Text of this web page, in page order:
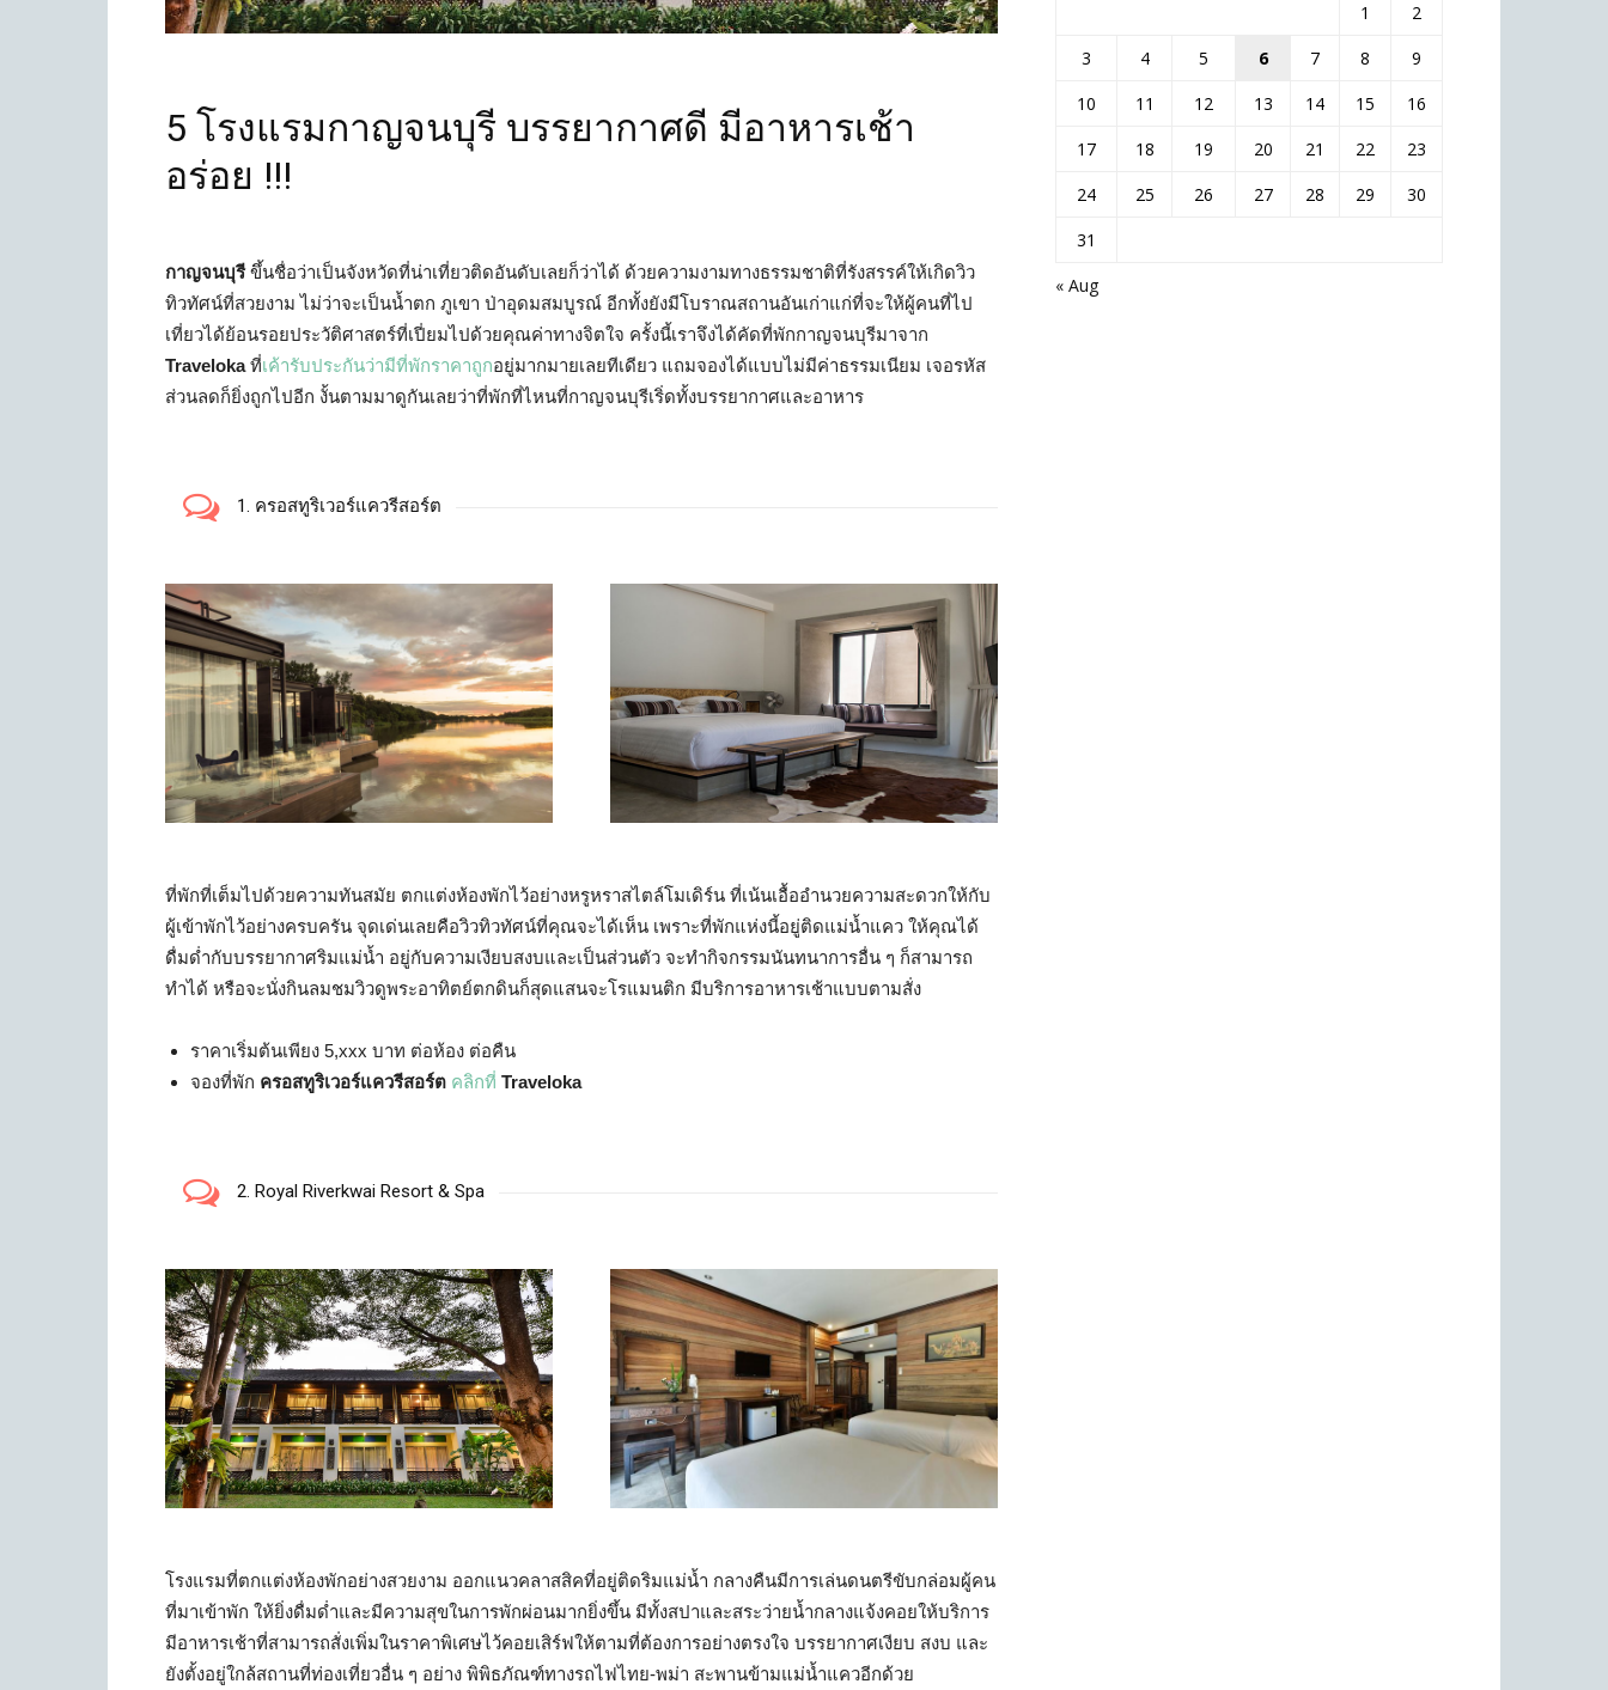
5 โรงแรมกาญจนบุรี บรรยากาศดี มีอาหารเช้า
อร่อย !!!
กาญจนบุรีขึ้นชื่อว่าเป็นจังหวัดที่น่าเที่ยวติดอันดับเลยก็ว่าได้ ด้วยความงามทางธรรมชาติที่รังสรรค์ให้เกิดวิว
ทิวทัศน์ที่สวยงาม ไม่ว่าจะเป็นน้ำตก ภูเขา ป่าอุดมสมบูรณ์ อีกทั้งยังมีโบราณสถานอันเก่าแก่ที่จะให้ผู้คนที่ไป
เที่ยวได้ย้อนรอยประวัติศาสตร์ที่เปี่ยมไปด้วยคุณค่าทางจิตใจ ครั้งนี้เราจึงได้คัดที่พักกาญจนบุรีมาจาก
Travelokaที่เค้ารับประกันว่ามีที่พักราคาถูกอยู่มากมายเลยทีเดียว แถมจองได้แบบไม่มีค่าธรรมเนียม เจอรหัส
ส่วนลดก็ยิ่งถูกไปอีก งั้นตามมาดูกันเลยว่าที่พักที่ไหนที่กาญจนบุรีเริ่ดทั้งบรรยากาศและอาหาร
1. ครอสทูริเวอร์แควรีสอร์ต
ที่พักที่เต็มไปด้วยความทันสมัย ตกแต่งห้องพักไว้อย่างหรูหราสไตล์โมเดิร์น ที่เน้นเอื้ออำนวยความสะดวกให้กับ
ผู้เข้าพักไว้อย่างครบครัน จุดเด่นเลยคือวิวทิวทัศน์ที่คุณจะได้เห็น เพราะที่พักแห่งนี้อยู่ติดแม่น้ำแคว ให้คุณได้
ดื่มด่ำกับบรรยากาศริมแม่น้ำ อยู่กับความเงียบสงบและเป็นส่วนตัว จะทำกิจกรรมนันทนาการอื่น ๆ ก็สามารถ
ทำได้ หรือจะนั่งกินลมชมวิวดูพระอาทิตย์ตกดินก็สุดแสนจะโรแมนติก มีบริการอาหารเช้าแบบตามสั่ง
ราคาเริ่มต้นเพียง 5,xxx บาท ต่อห้อง ต่อคืน
จองที่พัก ครอสทูริเวอร์แควรีสอร์ต คลิกที่ Traveloka
2. Royal Riverkwai Resort & Spa
โรงแรมที่ตกแต่งห้องพักอย่างสวยงาม ออกแนวคลาสสิคที่อยู่ติดริมแม่น้ำ กลางคืนมีการเล่นดนตรีขับกล่อมผู้คน
ที่มาเข้าพัก ให้ยิ่งดื่มด่ำและมีความสุขในการพักผ่อนมากยิ่งขึ้น มีทั้งสปาและสระว่ายน้ำกลางแจ้งคอยให้บริการ
มีอาหารเช้าที่สามารถสั่งเพิ่มในราคาพิเศษไว้คอยเสิร์ฟให้ตามที่ต้องการอย่างตรงใจ บรรยากาศเงียบ สงบ และ
ยังตั้งอยู่ใกล้สถานที่ท่องเที่ยวอื่น ๆ อย่าง พิพิธภัณฑ์ทางรถไฟไทย-พม่า สะพานข้ามแม่น้ำแควอีกด้วย
« Aug
1
2
3
4 5 6 7 8
9
10
11 12 13 14 15
16
17
18 19 20 21 22
23
24
25 26 27 28 29
30
31